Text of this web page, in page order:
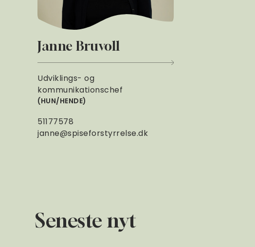
Janne Bruvoll
Udviklings- og
kommunikationschef
HUN/HENDE
51177578
janne@spiseforstyrrelse.dk
Seneste nyt